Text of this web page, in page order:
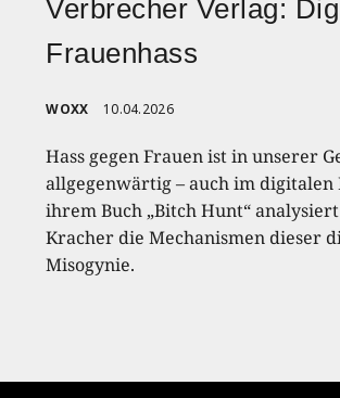
Verbrecher Verlag:
Frauenhass
WOXX 10.04.2026
Hass gegen Frauen ist in unserer
allgegenwärtig – auch im digitalen
ihrem Buch „Bitch Hunt“
Kracher die Mechanismen dieser
Misogynie.